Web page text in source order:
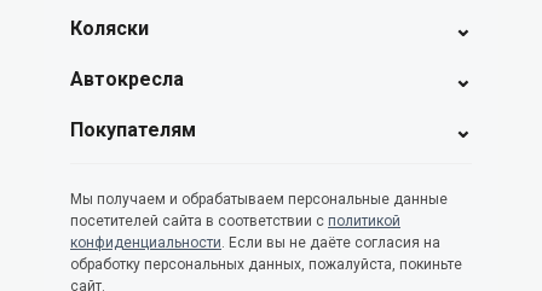
Коляски ⌄
Автокресла ⌄
Покупателям ⌄
Мы получаем и обрабатываем персональные данные
посетителей сайта в соответствии с политикой
конфиденциальности . Если вы не даёте согласия на
обработку персональных данных, пожалуйста, покиньте
сайт.